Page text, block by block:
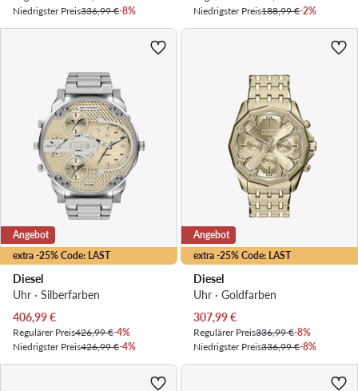
Niedrigster Preis336,99 €-8%
Niedrigster Preis188,99 €-2%
extra -25% Code: LAST
Angebot
Diesel
Uhr · Silberfarben
Aktueller Preis
406,99€
Regulärer Preis426,99 €-4%
Niedrigster Preis426,99 €-4%
extra -25% Code: LAST
Angebot
Diesel
Uhr · Goldfarben
Aktueller Preis
307,99€
Regulärer Preis336,99 €-8%
Niedrigster Preis336,99 €-8%